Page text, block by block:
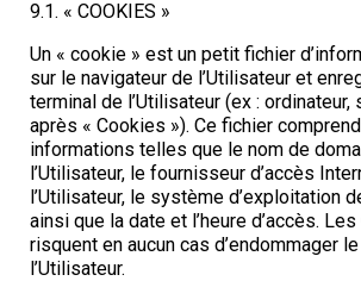
9.1. « COOKIES »
Un « cookie » est un petit fichier
sur le navigateur de l’Utilisateur et
terminal de l’Utilisateur (ex : ordinateur,
après « Cookies »). Ce fichier
informations telles que le nom de
l’Utilisateur, le fournisseur d’accès
l’Utilisateur, le système d’exploitation
ainsi que la date et l’heure d’accès.
risquent en aucun cas d’endommager
l’Utilisateur.